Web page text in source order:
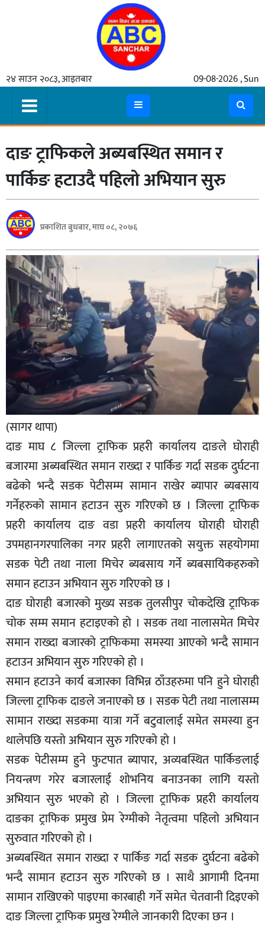
२४ साउन २०८३, आइतबार 09-08-2026 , Sun
समाचार
मुख्य
समाचार
कुटनीती
अर्थ
रसरङ्ग
यौन/
स्वास्थ्य
भिडियो
बिशेष
भिडियो
पत्रपत्रिका
खेलकुद
बिश्व
अचम्म
दुनिया
बिचार
कुराकानी
जीवनशैली
साहित्य
सूचना-
प्रवधि
दाङ ट्राफिकले अब्यबस्थित समान र
पार्किङ हटाउदै पहिलो अभियान सुरु
प्रकाशित बुधबार, माघ ०८, २०७६
(सागर थापा)
दाङ माघ ८ जिल्ला ट्राफिक प्रहरी कार्यालय दाङले घोराही
बजारमा अब्यबस्थित समान राख्दा र पार्किङ गर्दा सडक दुर्घटना
बढेको भन्दै सडक पेटीसम्म सामान राखेर ब्यापार ब्यबसाय
गर्नेहरुको सामान हटाउन सुरु गरिएको छ । जिल्ला ट्राफिक
प्रहरी कार्यालय दाङ वडा प्रहरी कार्यालय घोराही घोराही
उपमहानगरपालिका नगर प्रहरी लागाएतको सयुक्त सहयोगमा
सडक पेटी तथा नाला मिचेर ब्यबसाय गर्ने ब्यबसायिकहरुको
समान हटाउन अभियान सुरु गरिएको छ ।
दाङ घोराही बजारको मुख्य सडक तुलसीपुर चोकदेखि ट्राफिक
चोक सम्म समान हटाइएको हो । सडक तथा नालासमेत मिचेर
समान राख्दा बजारको ट्राफिकमा समस्या आएको भन्दै सामान
हटाउन अभियान सुरु गरिएको हो ।
समान हटाउने कार्य बजारका विभिन्न ठाँउहरुमा पनि हुने घोराही
जिल्ला ट्राफिक दाङले जनाएको छ । सडक पेटी तथा नालासम्म
सामान राख्दा सडकमा यात्रा गर्ने बटुवालाई समेत समस्या हुन
थालेपछि यस्तो अभियान सुरु गरिएको हो ।
सडक पेटीसम्म हुने फुटपात ब्यापार, अव्यबस्थित पार्किङलाई
नियन्त्रण गरेर बजारलाई शोभनिय बनाउनका लागि यस्तो
अभियान सुरु भएको हो । जिल्ला ट्राफिक प्रहरी कार्यालय
दाङका ट्राफिक प्रमुख प्रेम रेग्मीको नेतृत्वमा पहिलो अभियान
सुरुवात गरिएको हो ।
अब्यबस्थित समान राख्दा र पार्किङ गर्दा सडक दुर्घटना बढेको
भन्दै सामान हटाउन सुरु गरिएको छ । साथै आगामी दिनमा
सामान राखिएको पाइएमा कारबाही गर्ने समेत चेतवानी दिइएको
दाङ जिल्ला ट्राफिक प्रमुख रेग्मीले जानकारी दिएका छन ।